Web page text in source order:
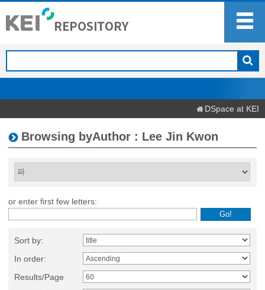
DSpace at KEI
Browsing byAuthor : Lee Jin Kwon
or enter first few letters:
Sort by:
In order:
Results/Page